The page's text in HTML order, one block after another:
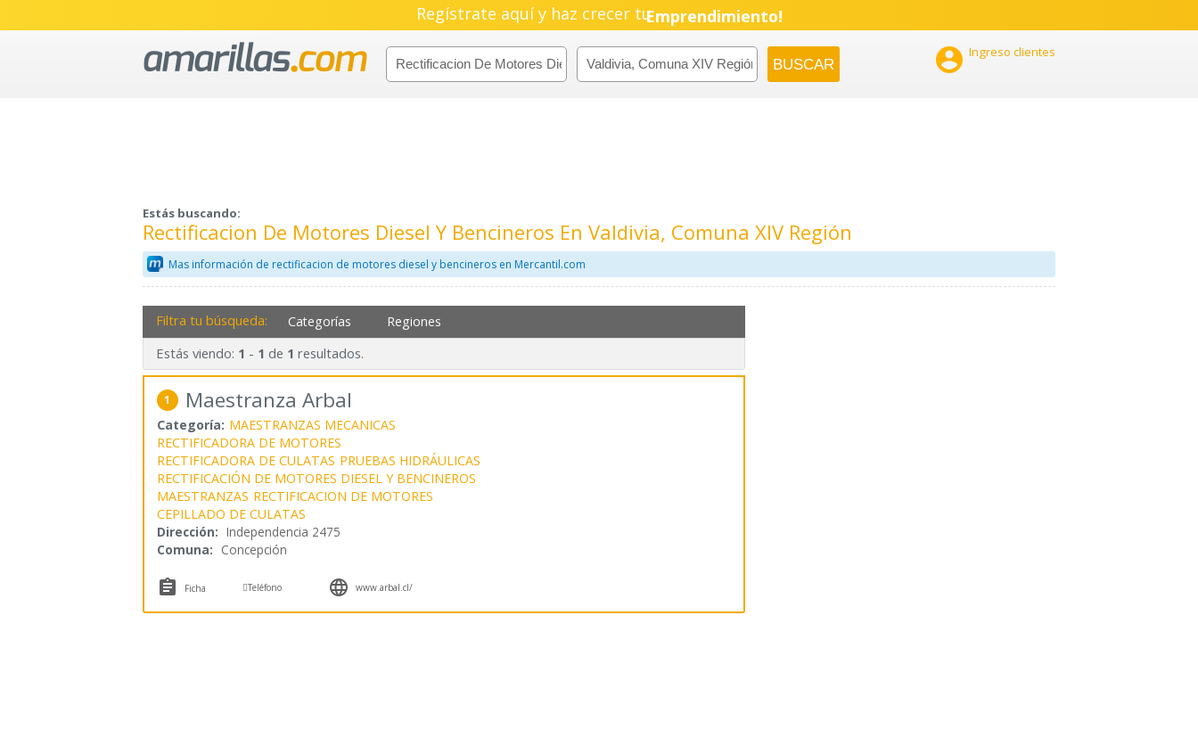
Regístrate aquí y haz crecer tuPyme!
Emprendimiento!
 Ingreso clientes
Estás buscando:
Rectificacion De Motores Diesel Y Bencineros En Valdivia, Comuna XIV Región
Mas información de rectificacion de motores diesel y bencineros en Mercantil.com
Filtra tu búsqueda: Categorías Regiones
Estás viendo: 1 - 1 de 1 resultados.
1 Maestranza Arbal
Categoría: MAESTRANZAS MECANICAS
RECTIFICADORA DE MOTORES
RECTIFICADORA DE CULATAS PRUEBAS HIDRÁULICAS
RECTIFICACIÓN DE MOTORES DIESEL Y BENCINEROS
MAESTRANZAS RECTIFICACION DE MOTORES
CEPILLADO DE CULATAS
Dirección: Independencia 2475
Comuna: Concepción
 Ficha Teléfono  www.arbal.cl/